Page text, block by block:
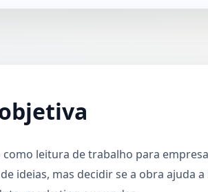
leitura de trabalho para
ideias, mas decidir se a obra ajuda